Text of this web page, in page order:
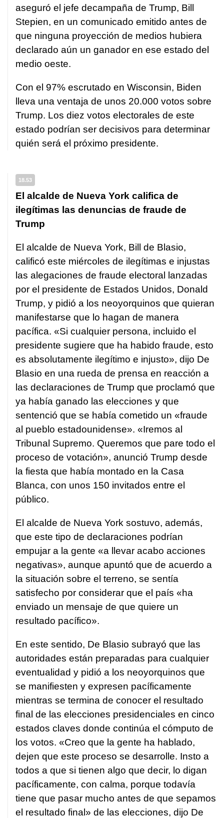
aseguró el jefe decampaña de Trump, Bill
Stepien, en un comunicado emitido antes de
que ninguna proyección de medios hubiera
declarado aún un ganador en ese estado del
medio oeste.
Con el 97% escrutado en Wisconsin, Biden
lleva una ventaja de unos 20.000 votos sobre
Trump. Los diez votos electorales de este
estado podrían ser decisivos para determinar
quién será el próximo presidente.
18.53
El alcalde de Nueva York califica de
ilegítimas las denuncias de fraude de
Trump
El alcalde de Nueva York, Bill de Blasio,
calificó este miércoles de ilegítimas e injustas
las alegaciones de fraude electoral lanzadas
por el presidente de Estados Unidos, Donald
Trump, y pidió a los neoyorquinos que quieran
manifestarse que lo hagan de manera
pacífica. «Si cualquier persona, incluido el
presidente sugiere que ha habido fraude, esto
es absolutamente ilegítimo e injusto», dijo De
Blasio en una rueda de prensa en reacción a
las declaraciones de Trump que proclamó que
ya había ganado las elecciones y que
sentenció que se había cometido un «fraude
al pueblo estadounidense». «Iremos al
Tribunal Supremo. Queremos que pare todo el
proceso de votación», anunció Trump desde
la fiesta que había montado en la Casa
Blanca, con unos 150 invitados entre el
público.
El alcalde de Nueva York sostuvo, además,
que este tipo de declaraciones podrían
empujar a la gente «a llevar acabo acciones
negativas», aunque apuntó que de acuerdo a
la situación sobre el terreno, se sentía
satisfecho por considerar que el país «ha
enviado un mensaje de que quiere un
resultado pacífico».
En este sentido, De Blasio subrayó que las
autoridades están preparadas para cualquier
eventualidad y pidió a los neoyorquinos que
se manifiesten y expresen pacíficamente
mientras se termina de conocer el resultado
final de las elecciones presidenciales en cinco
estados claves donde continúa el cómputo de
los votos. «Creo que la gente ha hablado,
dejen que este proceso se desarrolle. Insto a
todos a que si tienen algo que decir, lo digan
pacíficamente, con calma, porque todavía
tiene que pasar mucho antes de que sepamos
el resultado final» de las elecciones, dijo De